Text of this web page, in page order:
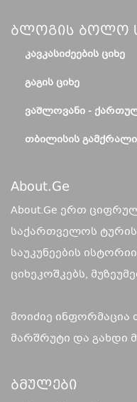
Ბლოგის Ბოლო
ᲙᲐᲕᲙᲐᲡᲘᲫᲔᲔᲑᲘᲡ ᲪᲘᲮᲔ
ᲒᲐᲒᲘᲡ ᲪᲘᲮᲔ
ᲕᲐᲨᲚᲝᲕᲐᲜᲘ -
ᲗᲑᲘᲚᲘᲡᲘᲡ
About.ge
About.Ge ერთ
საქართველოს
საუკუნეების
ციხეკოშკებს,
მოიძიე
მარშრუტი და გახდი
Ბმულები